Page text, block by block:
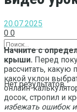
Нет результатов
20.07.2025
0 0
Начните с
крыши. Перед
рассчитать,
какой уклон
онлайн-
досок, стропил и
избежать ошибок